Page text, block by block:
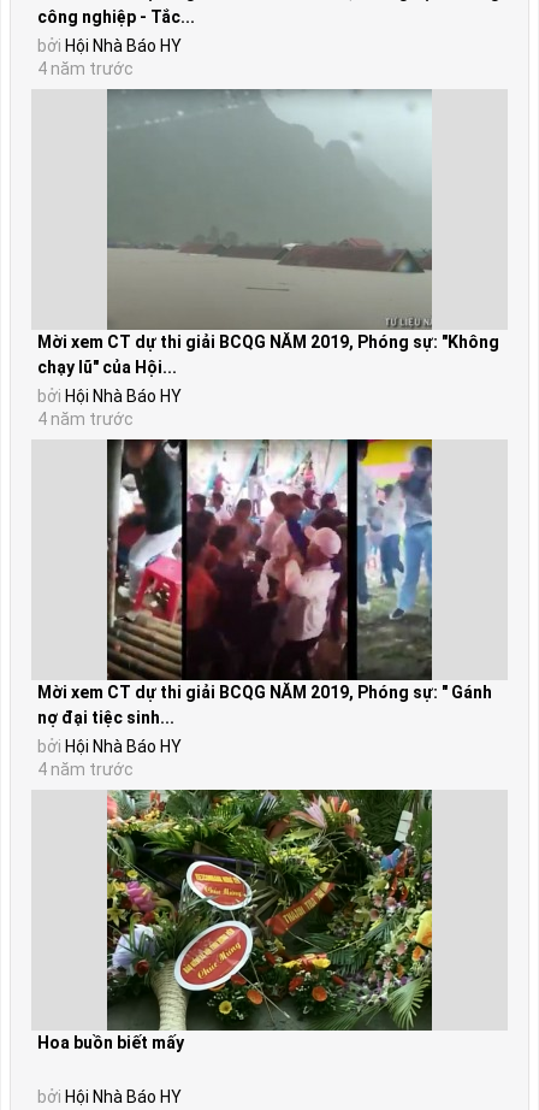
công nghiệp - Tắc...
bởi Hội Nhà Báo HY
4 năm trước
Mời xem CT dự thi giải BCQG NĂM 2019, Phóng sự: "Không
chạy lũ" của Hội...
bởi Hội Nhà Báo HY
4 năm trước
Mời xem CT dự thi giải BCQG NĂM 2019, Phóng sự: " Gánh
nợ đại tiệc sinh...
bởi Hội Nhà Báo HY
4 năm trước
Hoa buồn biết mấy
bởi Hội Nhà Báo HY